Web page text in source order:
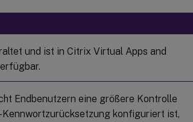
und ist in Citrix Virtual Apps and
Endbenutzern eine größere Kontrolle
konfiguriert ist,